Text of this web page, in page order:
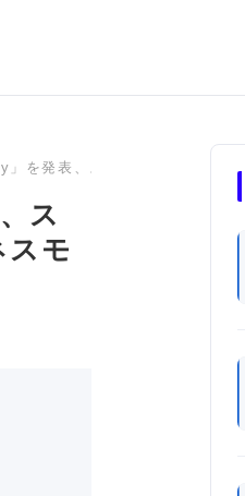
を発表、ステーブルコイン決
ス
スモ